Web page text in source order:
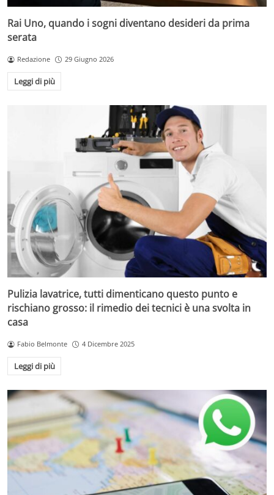
Rai Uno, quando i sogni diventano desideri da prima
serata
Redazione 29 Giugno 2026
Leggi di più
Pulizia lavatrice, tutti dimenticano questo punto e
rischiano grosso: il rimedio dei tecnici è una svolta in
casa
Fabio Belmonte 4 Dicembre 2025
Leggi di più